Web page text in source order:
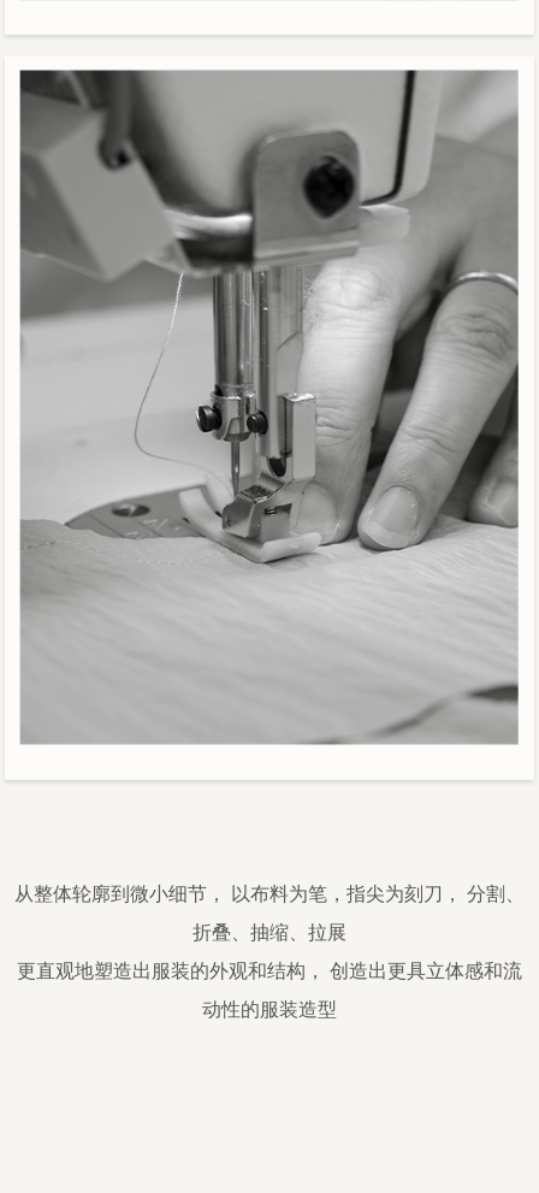
从整体轮廓到微小细节， 以布料为笔，指尖为刻刀， 分割、
折叠、抽缩、拉展
更直观地塑造出服装的外观和结构， 创造出更具立体感和流
动性的服装造型